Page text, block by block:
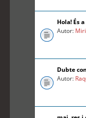
Hola! És
Autor:
Dubte
Autor: